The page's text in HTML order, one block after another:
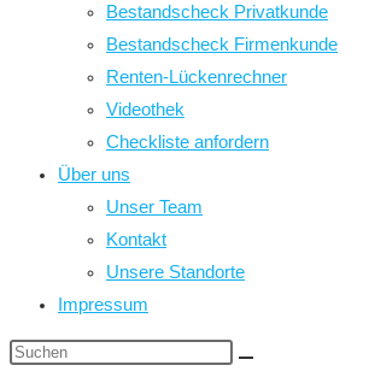
Bestandscheck Privatkunde
Bestandscheck Firmenkunde
Renten-Lückenrechner
Videothek
Checkliste anfordern
Über uns
Unser Team
Kontakt
Unsere Standorte
Impressum
Diese